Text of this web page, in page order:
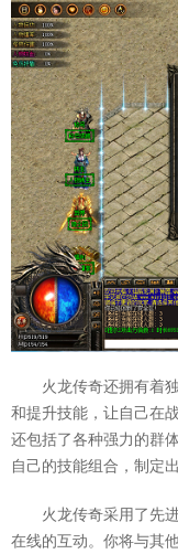
火龙传奇还拥有着
和提升技能，让自己在
还包括了各种强力的群
自己的技能组合，制定
火龙传奇采用了先
在线的互动。你将与其